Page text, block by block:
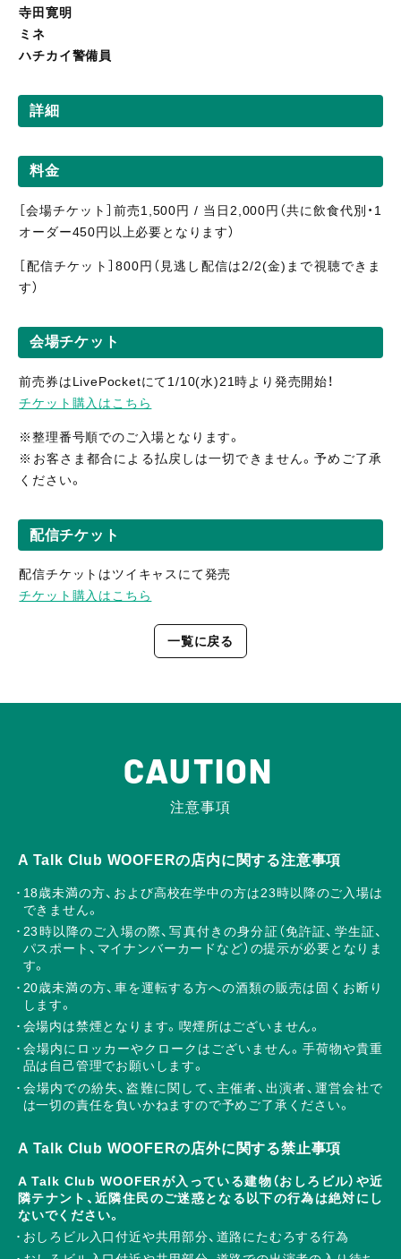
寺田寛明
ミネ
ハチカイ警備員
詳細
料金
［会場チケット］前売1,500円 / 当日2,000円（共に飲食代別・1
オーダー450円以上必要となります）
［配信チケット］800円（見逃し 配信は2/2(金)まで視聴できま
す）
会場チケット
前売券はLivePocketにて1/10(水)21時より発売開始！
チケット購入はこちら
※整理番号順でのご入場となります。
※お客さま都合による払戻しは一切できません。予めご了承
ください。
配信チケット
配信チケットはツイキャスにて発売
チケット購入はこちら
一覧に戻る
CAUTION
注意事項
A Talk Club WOOFERの店内に関する注意事項
18歳未満の方、および高校在学中の方は23時以降のご入場は
できません。
23時以降のご入場の際、写真付きの身分証（免許証、学生証、
パスポート、マイナンバーカードなど）の提示が必要となりま
す。
20歳未満の方、車を運転する方への酒類の販売は固くお断り
します。
会場内は禁煙となります。喫煙所はございません。
会場内にロッカーやクロークはございません。手荷物や貴重
品は自己管理でお願いします。
会場内での紛失、盗難に関して、主催者、出演者、運営会社で
は一切の責任を負いかねますので予めご了承ください。
A Talk Club WOOFERの店外に関する禁止事項
A Talk Club WOOFERが入っている建物（おしろビル）や近
隣テナント、近隣住民のご迷惑となる以下の行為は絶対にし
ないでください。
おしろビル入口付近や共用部分、道路にたむろする行為